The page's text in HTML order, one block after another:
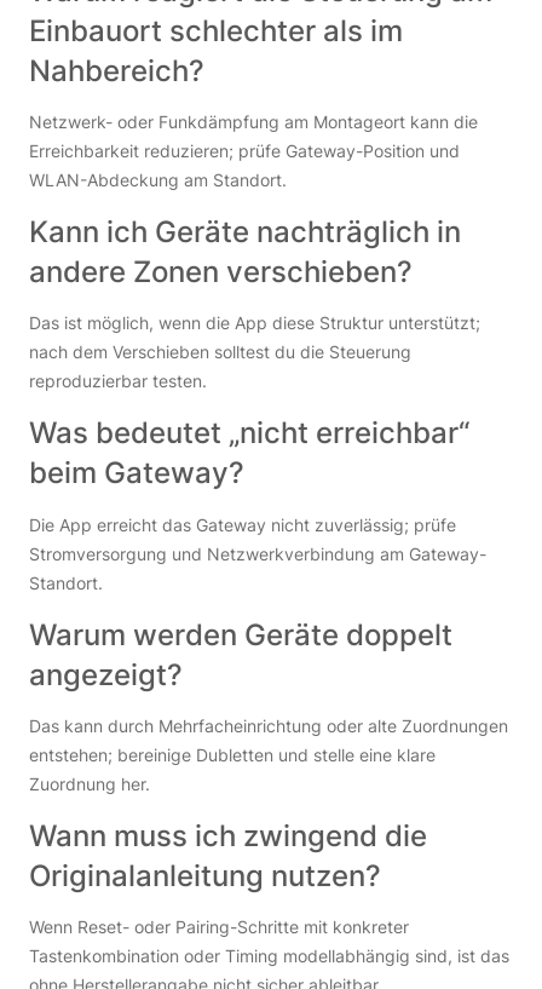
Einbauort schlechter als im
Nahbereich?
Netzwerk- oder Funkdämpfung am Montageort kann die
Erreichbarkeit reduzieren; prüfe Gateway-Position und
WLAN-Abdeckung am Standort.
Kann ich Geräte nachträglich in
andere Zonen verschieben?
Das ist möglich, wenn die App diese Struktur unterstützt;
nach dem Verschieben solltest du die Steuerung
reproduzierbar testen.
Was bedeutet „nicht erreichbar“
beim Gateway?
Die App erreicht das Gateway nicht zuverlässig; prüfe
Stromversorgung und Netzwerkverbindung am Gateway-
Standort.
Warum werden Geräte doppelt
angezeigt?
Das kann durch Mehrfacheinrichtung oder alte Zuordnungen
entstehen; bereinige Dubletten und stelle eine klare
Zuordnung her.
Wann muss ich zwingend die
Originalanleitung nutzen?
Wenn Reset- oder Pairing-Schritte mit konkreter
Tastenkombination oder Timing modellabhängig sind, ist das